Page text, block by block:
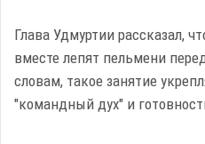
Глава Удмуртии рассказал,
вместе лепят пельмени
словам, такое занятие
"командный дух" и